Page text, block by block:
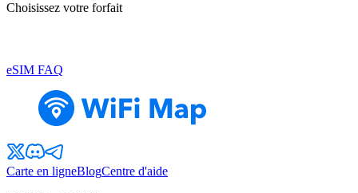
Choisissez votre forfait
eSIM FAQ
Carte en ligneBlogCentre d'aide